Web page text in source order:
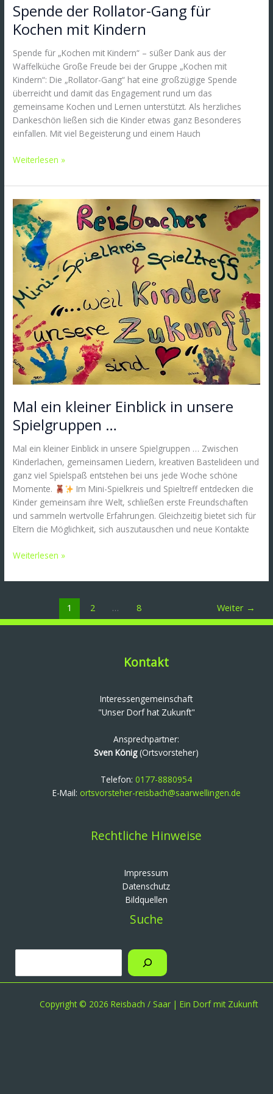
Spende der Rollator-Gang für
Kochen mit Kindern
Spende für „Kochen mit Kindern“ – süßer Dank aus der
Waffelküche Große Freude bei der Gruppe „Kochen mit
Kindern“: Die „Rollator-Gang“ hat eine großzügige Spende
überreicht und damit das Engagement rund um das
gemeinsame Kochen und Lernen unterstützt. Als herzliches
Dankeschön ließen sich die Kinder etwas ganz Besonderes
einfallen. Mit viel Begeisterung und einem Hauch
Weiterlesen »
Mal ein kleiner Einblick in unsere
Spielgruppen …
Mal ein kleiner Einblick in unsere Spielgruppen … Zwischen
Kinderlachen, gemeinsamen Liedern, kreativen Bastelideen und
ganz viel Spielspaß entstehen bei uns jede Woche schöne
Momente.
Im Mini-Spielkreis und Spieltreff entdecken die
Kinder gemeinsam ihre Welt, schließen erste Freundschaften
und sammeln wertvolle Erfahrungen. Gleichzeitig bietet sich für
Eltern die Möglichkeit, sich auszutauschen und neue Kontakte
Mal
ein
kleiner
Einblick
unsere
Spielgruppen
…
Weiterlesen »
1 2 … 8 Weiter →
Kontakt
Interessengemeinschaft
"Unser Dorf hat Zukunft"
Ansprechpartner:
Sven König(Ortsvorsteher)
Telefon:0177-8880954
E-Mail: ortsvorsteher-reisbach@saarwellingen.de
Rechtliche Hinweise
Impressum
Datenschutz
Bildquellen
Suche
Copyright © 2026 Reisbach / Saar | Ein Dorf mit Zukunft